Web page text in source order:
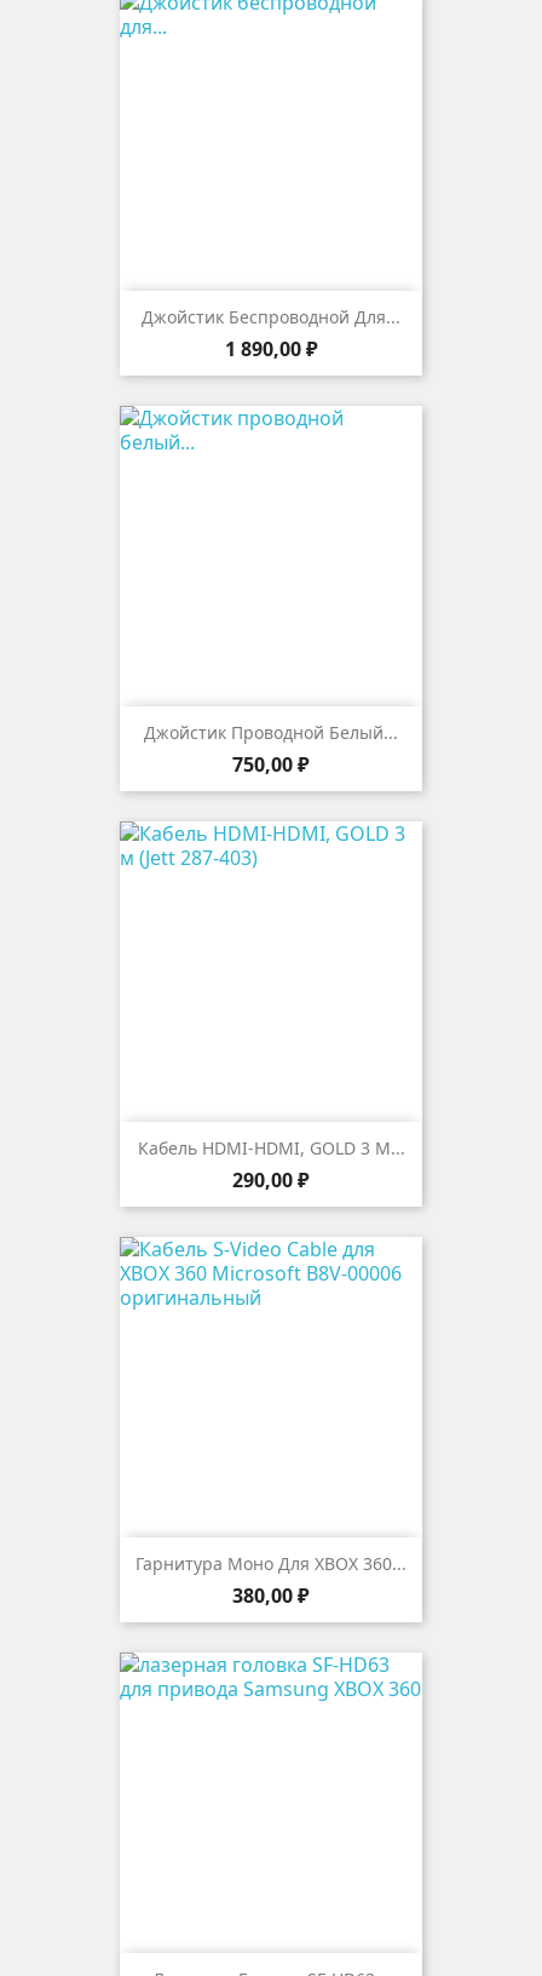
Джойстик Беспроводной Для...
Цена
1 890,00 ₽
Джойстик Проводной Белый...
Цена
750,00 ₽
Кабель HDMI-HDMI, GOLD 3 М...
Цена
290,00 ₽
Гарнитура Моно Для XBOX 360...
Цена
380,00 ₽